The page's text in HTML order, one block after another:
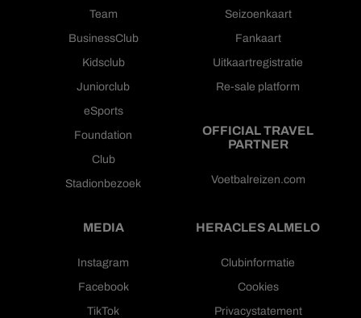
Team
BusinessClub
Kidsclub
Juniorclub
eSports
Foundation
Club
Stadionbezoek
Seizoenkaart
Fankaart
Uitkaartregistratie
Re-sale platform
OFFICIAL TRAVEL
PARTNER
Voetbalreizen.com
MEDIA
Instagram
Facebook
TikTok
HERACLES ALMELO
Clubinformatie
Cookies
Privacystatement